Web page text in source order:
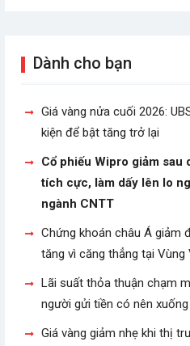
Dành cho bạn
Giá vàng nửa cuối 2026:
kiện để bật tăng trở lại
Cổ phiếu Wipro giảm sau
tích cực, làm dấy lên lo
ngành CNTT
Chứng khoán châu Á giảm
tăng vì căng thẳng tại Vùng
Lãi suất thỏa thuận chạm
người gửi tiền có nên
Giá vàng giảm nhẹ khi thị